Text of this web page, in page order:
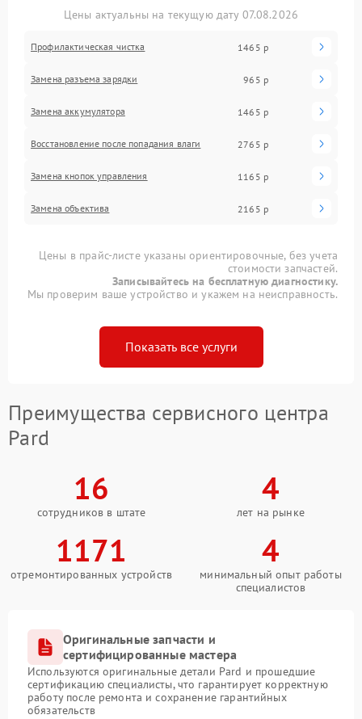
Цены актуальны на текущую дату 07.08.2026
Профилактическая чистка 1465 р
Замена разъема зарядки 965 р
Замена аккумулятора 1465 р
Восстановление после попадания влаги 2765 р
Замена кнопок управления 1165 р
Замена объектива 2165 р
Цены в прайс-листе указаны ориентировочные, без учета
стоимости запчастей.
Записывайтесь на бесплатную диагностику.
Мы проверим ваше устройство и укажем на неисправность.
Показать все услуги
Преимущества сервисного центра
Pard
16
сотрудников в штате
4
лет на рынке
1171
отремонтированных устройств
4
минимальный опыт работы
специалистов
Оригинальные запчасти и
сертифицированные мастера
Используются оригинальные детали Pard и прошедшие
сертификацию специалисты, что гарантирует корректную
работу после ремонта и сохранение гарантийных
обязательств